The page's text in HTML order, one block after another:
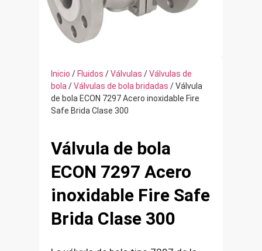
Inicio /Fluidos /Válvulas /Válvulas de
bola /Válvulas de bola bridadas / Válvula
de bola ECON 7297 Acero inoxidable Fire
Safe Brida Clase 300
Válvula de bola
ECON 7297 Acero
inoxidable Fire Safe
Brida Clase 300